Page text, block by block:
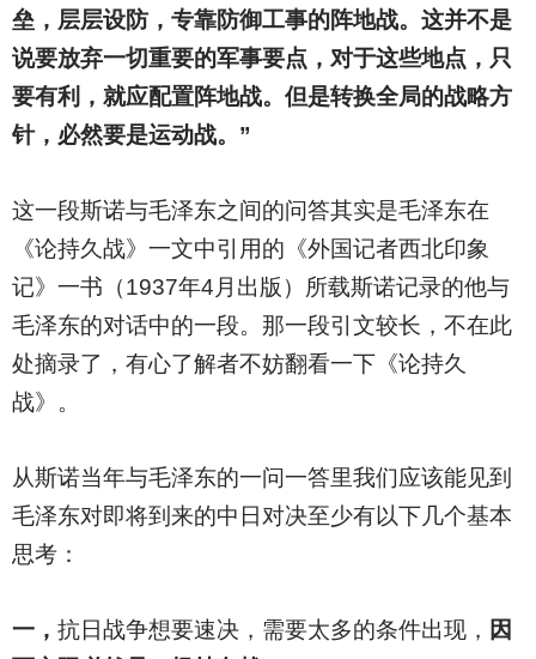
垒，层层设防，专靠防御工事的阵地战。这并不是
说要放弃一切重要的军事要点，对于这些地点，只
要有利，就应配置阵地战。但是转换全局的战略方
针，必然要是运动战。”
这一段斯诺与毛泽东之间的问答其实是毛泽东在
《论持久战》一文中引用的《外国记者西北印象
记》一书（1937年4月出版）所载斯诺记录的他与
毛泽东的对话中的一段。那一段引文较长，不在此
处摘录了，有心了解者不妨翻看一下《论持久
战》。
从斯诺当年与毛泽东的一问一答里我们应该能见到
毛泽东对即将到来的中日对决至少有以下几个基本
思考：
一， 抗日战争想要速决，需要太多的条件出现， 因